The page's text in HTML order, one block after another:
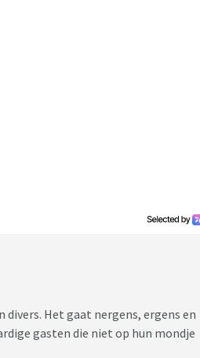
divers. Het gaat nergens, ergens en
gasten die niet op hun mondje